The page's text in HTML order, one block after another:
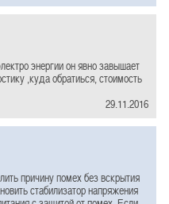
энергии он явно завышает
,куда обратиься, стоимость
29.11.2016
причину помех без вскрытия
стабилизатор напряжения